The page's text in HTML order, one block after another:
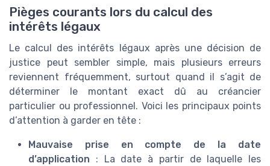
Pièges courants lors du calcul des
intérêts légaux
Le calcul des intérêts légaux après une décision de
justice peut sembler simple, mais plusieurs erreurs
reviennent fréquemment, surtout quand il s’agit de
déterminer le montant exact dû au créancier
particulier ou professionnel. Voici les principaux points
d’attention à garder en tête :
Mauvaise prise en compte de la date
d’application : La date à partir de laquelle les